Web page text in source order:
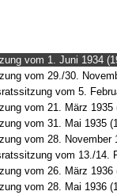
vom 1. Juni 1934
vom 29./30.
vom 5.
vom 21. März 1935
vom 31. Mai 1935
vom 28. November
vom 13./14.
vom 26. März 1936
vom 28. Mai 1936